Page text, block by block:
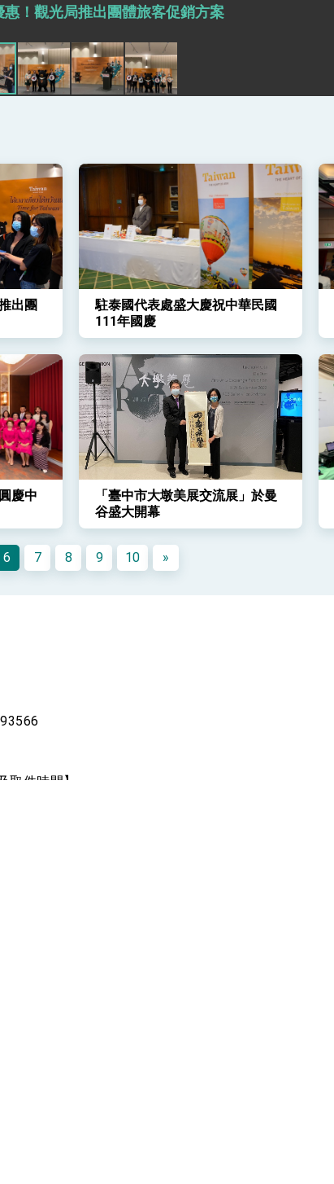
台海和平 以決心掌握國家命運
穩健前行
化台美交流合作
惠！觀光局推出團體旅客促銷方案
出團
駐泰國代表處盛大慶祝中華民國
111年國慶
慶中
「臺中市大墩美展交流展」於曼
谷盛大開幕
6 7 8 9 10 »
取件時間】